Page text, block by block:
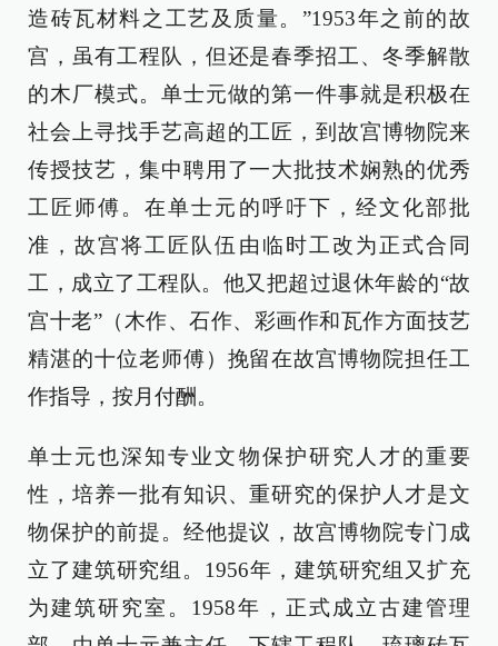
造砖瓦材料之工艺及质量。”1953年之前的故
宫，虽有工程队，但还是春季招工、冬季解散
的木厂模式。单士元做的第一件事就是积极在
社会上寻找手艺高超的工匠，到故宫博物院来
传授技艺，集中聘用了一大批技术娴熟的优秀
工匠师傅。在单士元的呼吁下，经文化部批
准，故宫将工匠队伍由临时工改为正式合同
工，成立了工程队。他又把超过退休年龄的“故
宫十老”（木作、石作、彩画作和瓦作方面技艺
精湛的十位老师傅）挽留在故宫博物院担任工
作指导，按月付酬。
单士元也深知专业文物保护研究人才的重要
性，培养一批有知识、重研究的保护人才是文
物保护的前提。经他提议，故宫博物院专门成
立了建筑研究组。1956年，建筑研究组又扩充
为建筑研究室。1958年，正式成立古建管理